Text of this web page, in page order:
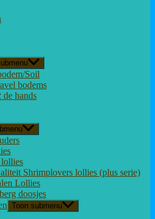
Soil
bodems
hands
lollies
Shrimplovers lollies (plus serie)
Lollies
doosjes
Toon submenu